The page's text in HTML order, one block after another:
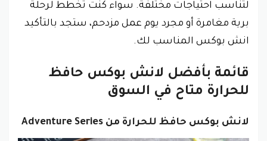
لتناسب احتياجات مختلفة. سواء كنت تخطط لرحلة
برية مغامرة أو مجرد يوم عمل مزدحم، ستجد بالتأكيد
انش بوكس المناسب لك.
قائمة بأفضل لانش بوكس حافظ
للحرارة متاح في السوق
لانش بوكس حافظ للحرارة من Adventure Series